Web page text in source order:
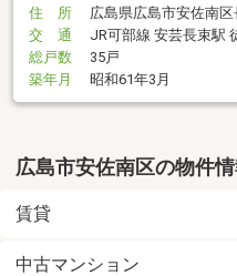
住 所
広島県広島市安佐南
交 通
JR可部線 安芸長束駅
総戸数
35戸
築年月
昭和61年3月
広島市安佐南区の物件
賃貸
中古マンション